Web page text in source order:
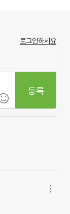
로그인하세요
등록